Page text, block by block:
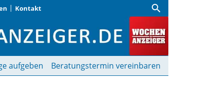
Kontakt search
|
aufgeben Beratungstermin vereinbaren